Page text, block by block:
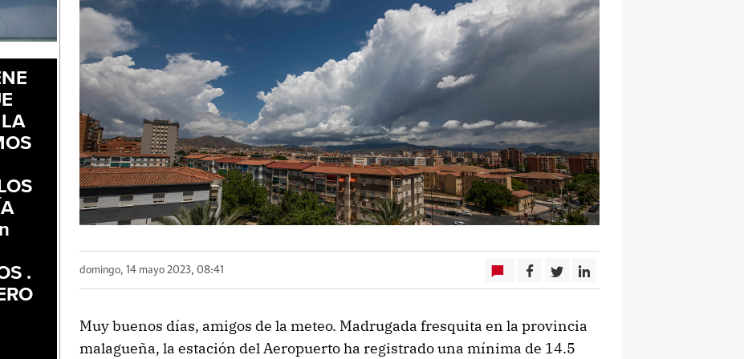
domingo, 14 mayo 2023, 08:41
Muy buenos días, amigos de la meteo. Madrugada fresquita en la provincia
malagueña, la estación del Aeropuerto ha registrado una mínima de 14.5
.